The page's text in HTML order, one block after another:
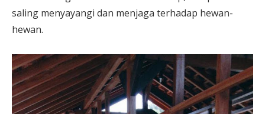
saling menyayangi dan menjaga terhadap hewan-
hewan.